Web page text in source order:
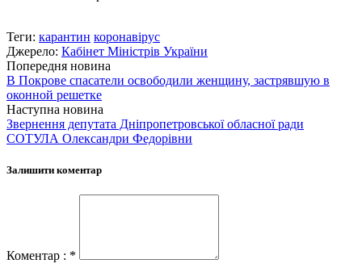
Теги: карантин коронавірус
Джерело: Кабінет Міністрів України
Попередня новина
В Покрове спасатели освободили женщину, застрявшую в
оконной решетке
Наступна новина
Звернення депутата Дніпропетровської обласної ради
СОТУЛА Олександри Федорівни
Залишити коментар
Коментар : *